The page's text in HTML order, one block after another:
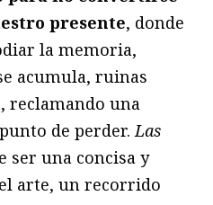
presente, donde
la memoria,
acumula, ruinas
reclamando una
de perder. Las
ser una concisa y
arte, un recorrido